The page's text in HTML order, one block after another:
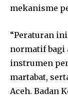
mekanisme
“Peraturan
normatif bagi
instrumen
martabat,
Aceh. Badan